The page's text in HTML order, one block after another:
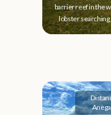
barrier reef in the
lobster